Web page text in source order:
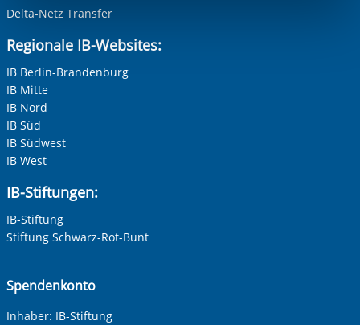
Funktionen sind. Diese Cookies setzen wir aufgrund
Einwilligung.
Verkäufer/in
in Verb. mit §§ 34, 35 und 35 a SGB VIII (KJHG)
Sozialpädagogische Familienhilfe nach § 31 KJHG
Regel-, Gemeinschafts-, Gesamt und Förderschulen des
Unstrut-Hainich-Kreises
Praxisnahe Berufsorientierung in der Gebietskörperschaft
Unstrut-Hainich-Kreis
Begleiteter Umgang nach §§ 1684 und 1685 BGB
Berufliche Erstausbildung (BaE integrativ)
Praxisbezogene Testverfahren zur Potenzialanalyse
Ausbildungsbegleitende Hilfen (AsAflex)
Bewerbungscoaching
Erwerb der Fahrerlaubnis Gabelstapler
Arbeitsgelegenheit (AGH)
Delta-Netz Transfer
Regionale IB-Websites:
IB Berlin-Brandenburg
IB Mitte
IB Nord
IB Süd
IB Südwest
IB West
IB-Stiftungen:
IB-Stiftung
Stiftung Schwarz-Rot-Bunt
Spendenkonto
Inhaber: IB-Stiftung